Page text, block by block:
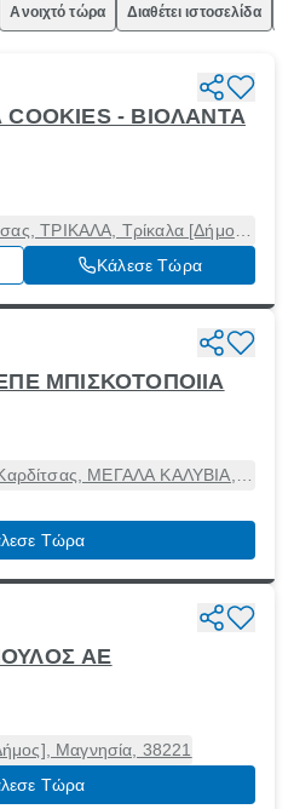
Ανοιχτό τώρα Διαθέτει ιστοσελίδα
- ΒΙΟΛΑΝΤΑ
ΤΡΙΚΑΛΑ, Τρίκαλα [Δήμος],
42100
Κάλεσε Τώρα
ΜΠΙΣΚΟΤΟΠΟΙΙΑ
ΜΕΓΑΛΑ ΚΑΛΥΒΙΑ,
Τρίκαλα, 42101
Τώρα
ΑΕ
Μαγνησία, 38221
Τώρα